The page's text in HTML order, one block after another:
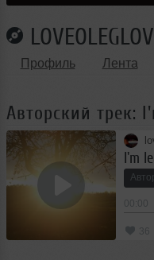
Профиль Лента
Авторский трек:
I'm
36